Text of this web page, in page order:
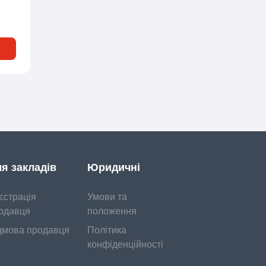
закладів
продавця
Юридичні
Умови та
положення
Політика
конфіденційності